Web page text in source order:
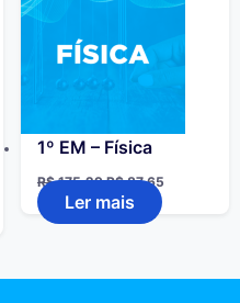
1º EM – Física
R$175,29 R$87,65
Ler mais